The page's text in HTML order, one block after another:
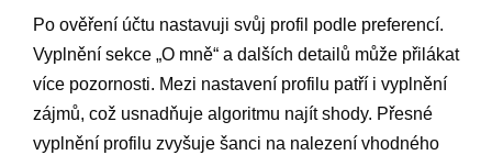
Po ověření účtu nastavuji svůj profil podle preferencí.
Vyplnění sekce „O mně“ a dalších detailů může přilákat
více pozornosti. Mezi nastavení profilu patří i vyplnění
zájmů, což usnadňuje algoritmu najít shody. Přesné
vyplnění profilu zvyšuje šanci na nalezení vhodného